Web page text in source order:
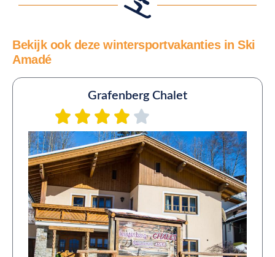
Bekijk ook deze wintersportvakanties in Ski
Amadé
Grafenberg Chalet